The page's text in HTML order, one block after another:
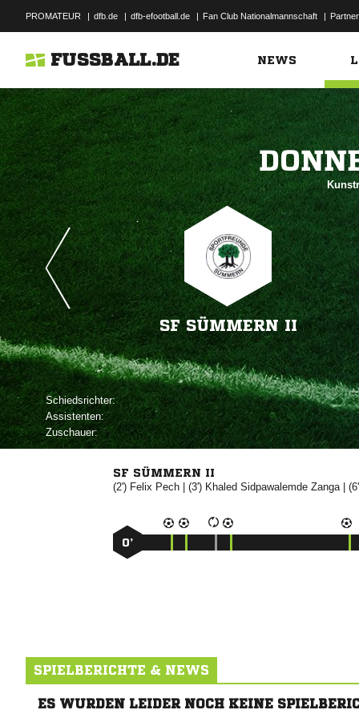
PROMATEUR | dfb.de | dfb-efootball.de | Fan Club Nationalmannschaft | Partner
FUSSBALL.DE NEWS
SF SÜMMERN II
Schiedsrichter:
Assistenten:
Zuschauer:
SF SÜMMERN II
(2')  | (3')  |
0’
SPIELBERICHTE & NEWS
ES WURDEN LEIDER NOCH KEINE